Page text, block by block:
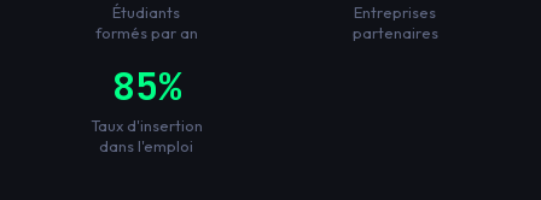
Étudiants
formés par an
Entreprises
partenaires
85%
Taux d'insertion
dans l'emploi